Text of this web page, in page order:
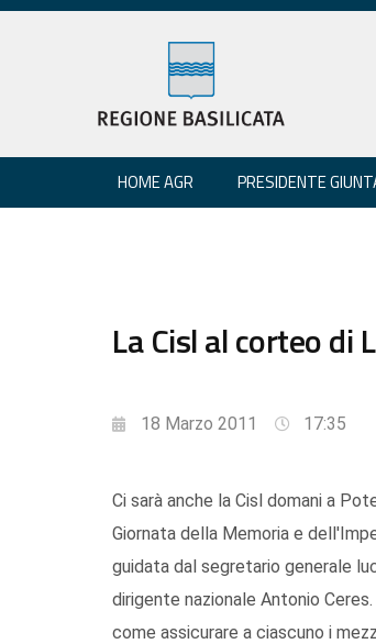
HOME AGR PRESIDENTE
La Cisl al corteo di
18 Marzo 2011 17:35
Ci sarà anche la Cisl domani a
Giornata della Memoria e
guidata dal segretario generale
dirigente nazionale Antonio
come assicurare a ciascuno i